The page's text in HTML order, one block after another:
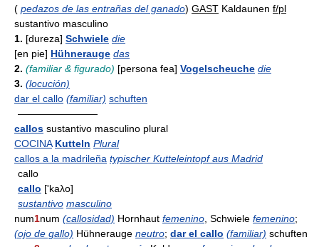
( pedazos de las entrañas del ganado) GAST Kaldaunen f/pl
sustantivo masculino
1. [dureza] Schwiele die
[en pie] Hühnerauge das
2. (familiar & figurado) [persona fea] Vogelscheuche die
3. (locución)
dar el callo (familiar) schuften
————————
callos sustantivo masculino plural
COCINA Kutteln Plural
callos a la madrileña typischer Kutteleintopf aus Madrid
callo
callo ['kaλo]
sustantivo masculino
num1num (callosidad) Hornhaut femenino , Schwiele femenino;
(ojo de gallo) Hühnerauge neutro; dar el callo (familiar) schuften